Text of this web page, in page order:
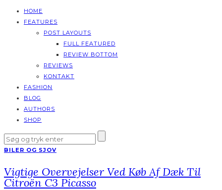
HOME
FEATURES
POST LAYOUTS
FULL FEATURED
REVIEW BOTTOM
REVIEWS
KONTAKT
FASHION
BLOG
AUTHORS
SHOP
BILER OG SJOV
Vigtige Overvejelser Ved Køb Af Dæk Til
Citroën C3 Picasso